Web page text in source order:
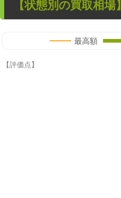
【状態別の買取相場】
最高額
【評価点】